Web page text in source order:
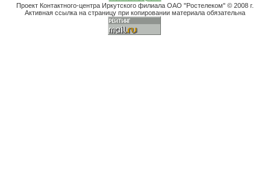
Проект Контактного-центра Иркутского филиала ОАО "Ростелеком" © 2008 г.
Активная ссылка на страницу при копировании материала обязательна